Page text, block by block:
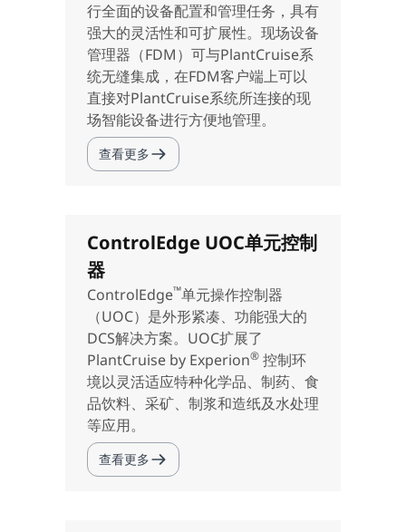
行全面的设备配置和管理任务，具有
强大的灵活性和可扩展性。现场设备
管理器（FDM）可与PlantCruise系
统无缝集成，在FDM客户端上可以
直接对PlantCruise系统所连接的现
场智能设备进行方便地管理。
查看更多
ControlEdge UOC单元控制
器
ControlEdge™单元操作控制器
（UOC）是外形紧凑、功能强大的
DCS解决方案。UOC扩展了
PlantCruise by Experion® 控制环
境以灵活适应特种化学品、制药、食
品饮料、采矿、制浆和造纸及水处理
等应用。
查看更多